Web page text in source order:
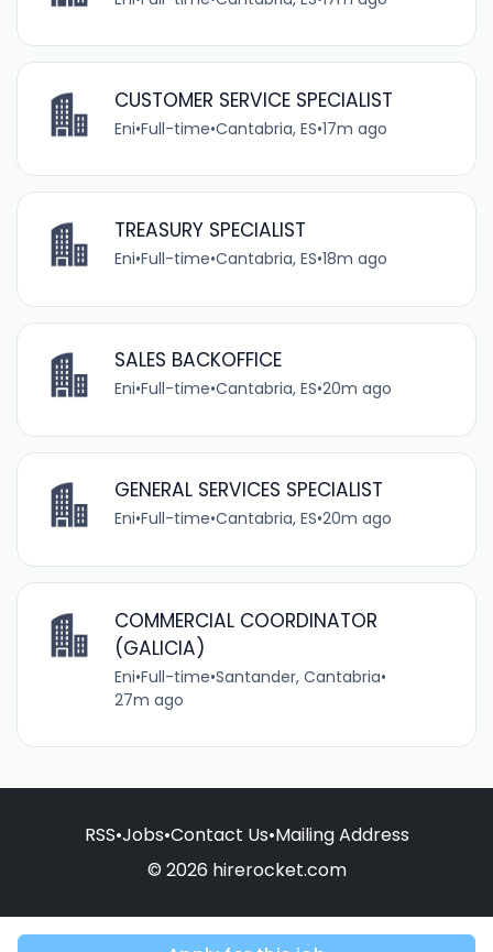
CUSTOMER SERVICE SPECIALIST
Eni•Full-time•Cantabria, ES•17m ago
TREASURY SPECIALIST
Eni•Full-time•Cantabria, ES•18m ago
SALES BACKOFFICE
Eni•Full-time•Cantabria, ES•20m ago
GENERAL SERVICES SPECIALIST
Eni•Full-time•Cantabria, ES•20m ago
COMMERCIAL COORDINATOR
(GALICIA)
Eni•Full-time•Santander, Cantabria•
27m ago
RSS•Jobs•Contact Us•Mailing Address
© 2026 hirerocket.com